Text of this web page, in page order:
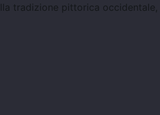
tradizione pittorica